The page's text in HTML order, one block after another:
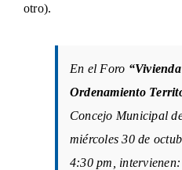
otro).
En el Foro
Ordenamiento
Concejo Municipal
miércoles 30 de
4:30 pm, intervienen: